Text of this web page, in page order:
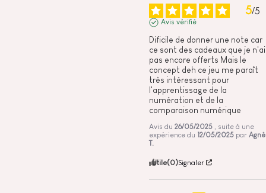
5/5
Avis vérifié
Dificile de donner une note car
ce sont des cadeaux que je n'ai
pas encore offerts Mais le
concept deh ce jeu me paraît
très intéressant pour
l'apprentissage de la
numération et de la
comparaison numérique
Avis du 26/05/2025
, suite à une
expérience du 12/05/2025 par
T.
Utile(0)Signaler